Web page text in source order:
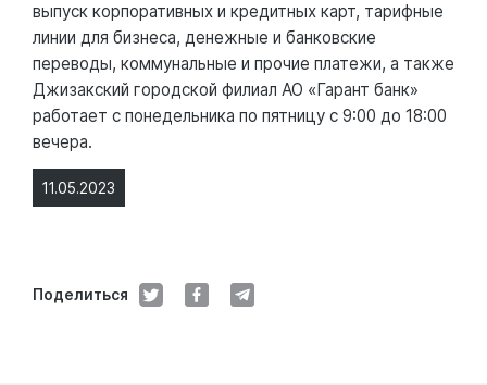
11.05.2023
Поделиться
выпуск корпоративных и кредитных карт, тарифные
линии для бизнеса, денежные и банковские
переводы, коммунальные и прочие платежи, а также
Джизакский городской филиал АО «Гарант банк»
работает с понедельника по пятницу с 9:00 до 18:00
вечера.